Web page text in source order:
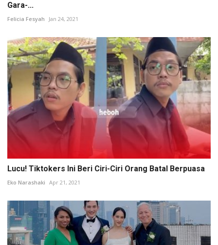
Gara-...
Felicia Fesyah Jan 24, 2021
Lucu! Tiktokers Ini Beri Ciri-Ciri Orang Batal Berpuasa
Eko Narashaki Apr 21, 2021